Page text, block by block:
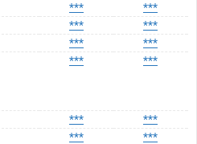
***
***
***
***
***
***
*** ***
***
***
***
***